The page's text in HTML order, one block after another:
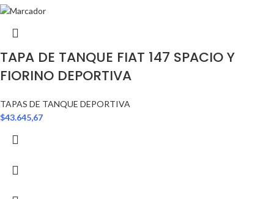
TAPA DE TANQUE FIAT 147 SPACIO Y
FIORINO DEPORTIVA
TAPAS DE TANQUE DEPORTIVA
$43.645,67